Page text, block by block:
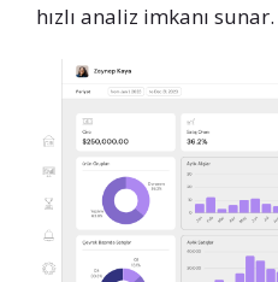
hızlı analiz imkanı sunar.